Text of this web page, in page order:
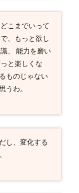
こまでいって
、もっと欲し
、 能力を磨い
と楽しくな
ものじゃない
うわ。
し、変化する